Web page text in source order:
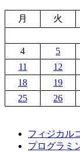
月
火
4
5
11
12
18
19
25
26
フィジカル
プログラミ